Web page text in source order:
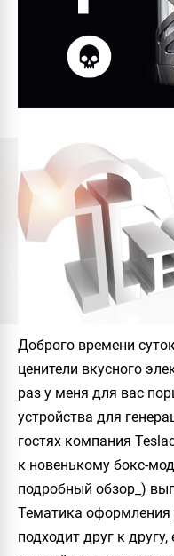
Доброго времени
ценители вкусного
раз у меня для вас
устройства для
гостях компания
к новенькому бокс-
подробный обзор_)
Тематика оформления
подходит друг к